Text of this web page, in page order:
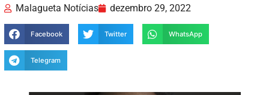
Malagueta Notícias dezembro 29, 2022
Facebook Twitter WhatsApp
Telegram